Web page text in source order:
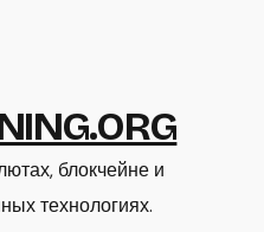
блокчейне и
технологиях.